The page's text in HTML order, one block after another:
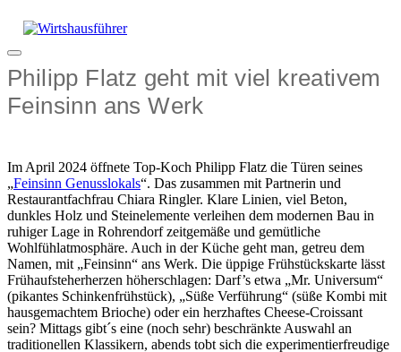
Inhalt
Menü
Philipp Flatz geht mit viel kreativem
Feinsinn ans Werk
Im April 2024 öffnete Top-Koch Philipp Flatz die Türen seines
„Feinsinn Genusslokals“. Das zusammen mit Partnerin und
Restaurantfachfrau Chiara Ringler. Klare Linien, viel Beton,
dunkles Holz und Steinelemente verleihen dem modernen Bau in
ruhiger Lage in Rohrendorf zeitgemäße und gemütliche
Wohlfühlatmosphäre. Auch in der Küche geht man, getreu dem
Namen, mit „Feinsinn“ ans Werk. Die üppige Frühstückskarte lässt
Frühaufsteherherzen höherschlagen: Darf’s etwa „Mr. Universum“
(pikantes Schinkenfrühstück), „Süße Verführung“ (süße Kombi mit
hausgemachtem Brioche) oder ein herzhaftes Cheese-Croissant
sein? Mittags gibt´s eine (noch sehr) beschränkte Auswahl an
traditionellen Klassikern, abends tobt sich die experimentierfreudige